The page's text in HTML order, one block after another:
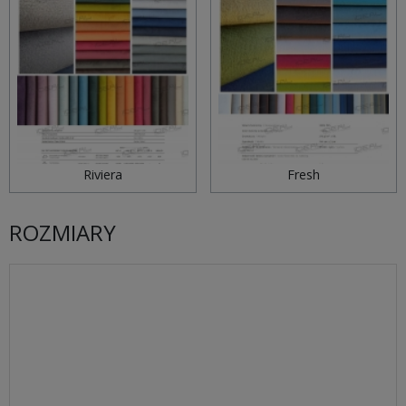
Riviera Fresh
ROZMIARY